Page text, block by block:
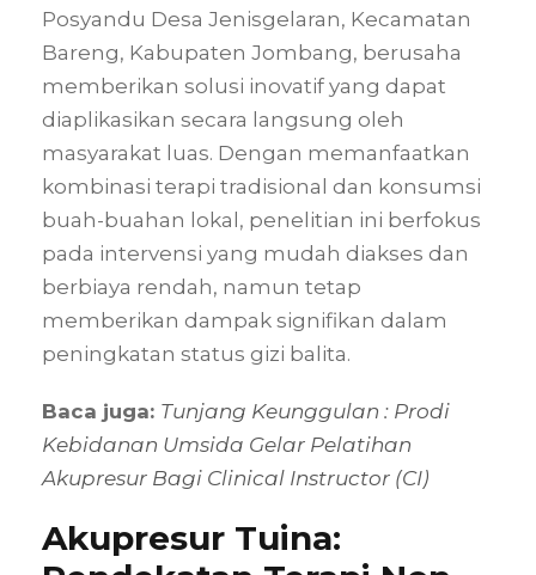
Posyandu Desa Jenisgelaran, Kecamatan
Bareng, Kabupaten Jombang, berusaha
memberikan solusi inovatif yang dapat
diaplikasikan secara langsung oleh
masyarakat luas. Dengan memanfaatkan
kombinasi terapi tradisional dan konsumsi
buah-buahan lokal, penelitian ini berfokus
pada intervensi yang mudah diakses dan
berbiaya rendah, namun tetap
memberikan dampak signifikan dalam
peningkatan status gizi balita.
Baca juga: Tunjang Keunggulan : Prodi
Kebidanan Umsida Gelar Pelatihan
Akupresur Bagi Clinical Instructor (CI)
Akupresur Tuina: